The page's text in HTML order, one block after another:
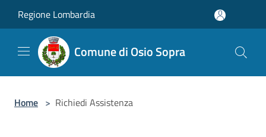
Regione Lombardia
Comune di Osio Sopra
Home > Richiedi Assistenza